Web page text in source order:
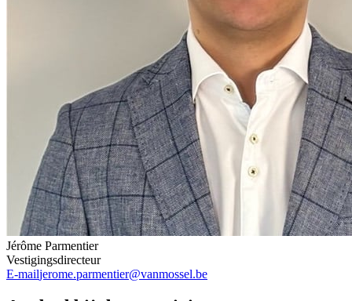
Jérôme Parmentier
Vestigingsdirecteur
E-mailjerome.parmentier@vanmossel.be